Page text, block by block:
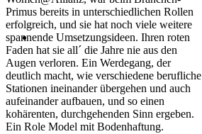
Primus bereits in unterschiedlichen Rollen
erfolgreich, und sie hat noch viele weitere
spannende Umsetzungsideen. Ihren roten
Faden hat sie all´ die Jahre nie aus den
Augen verloren. Ein Werdegang, der
deutlich macht, wie verschiedene berufliche
Stationen ineinander übergehen und auch
aufeinander aufbauen, und so einen
kohärenten, durchgehenden Sinn ergeben.
Ein Role Model mit Bodenhaftung.